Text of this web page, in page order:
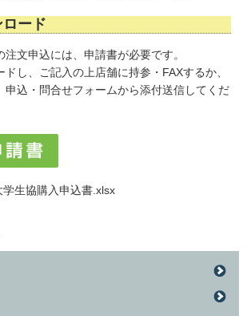
ード
注文申込には、申請書が必要です。
し、ご記入の上店舗に持参・FAXするか、
申込・問合せフォームから添付送信してくだ
生協購入申込書.xlsx